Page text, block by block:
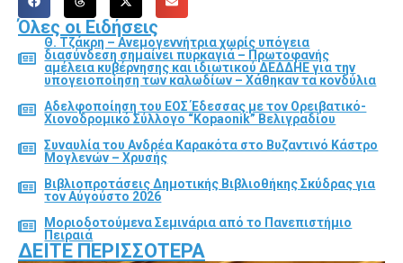
Όλες οι Ειδήσεις
Θ. Τζάκρη – Ανεμογεννήτρια χωρίς υπόγεια
διασύνδεση σημαίνει πυρκαγιά – Πρωτοφανής
αμέλεια κυβέρνησης και ιδιωτικού ΔΕΔΔΗΕ για την
υπογειοποίηση των καλωδίων – Χάθηκαν τα κονδύλια
Αδελφοποίηση του ΕΟΣ Έδεσσας με τον Ορειβατικό-
Χιονοδρομικό Σύλλογο “Kopaonik” Βελιγραδίου
Συναυλία του Ανδρέα Καρακότα στο Βυζαντινό Κάστρο
Μογλενών – Χρυσής
Βιβλιοπροτάσεις Δημοτικής Βιβλιοθήκης Σκύδρας για
τον Αύγούστο 2026
Μοριοδοτούμενα Σεμινάρια από το Πανεπιστήμιο
Πειραιά
ΔΕΊΤΕ ΠΕΡΙΣΣΌΤΕΡΑ